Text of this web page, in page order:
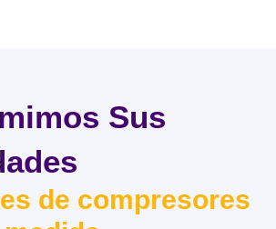
Sus
de compresores